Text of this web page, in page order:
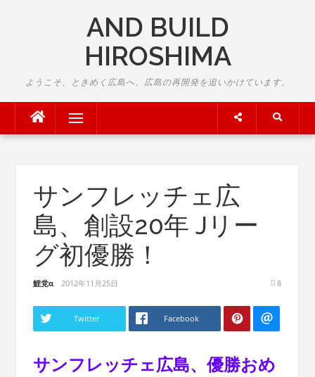
AND BUILD
HIROSHIMA
ようこそ、ときめく広島へ。広島の再開発を追いかけています。
Menu
サンフレッチェ広
島、創設20年 Jリー
グ初優勝！
鯉党α 2012年11月25日 8
Twitter Facebook
サンフレッチェ広島、優勝おめ